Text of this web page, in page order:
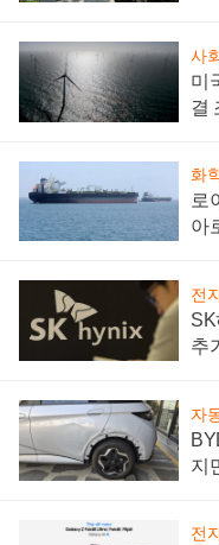
사
미
결
화
로
아
전
SK
추
자
지
전